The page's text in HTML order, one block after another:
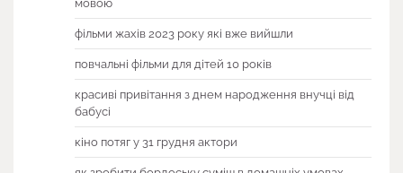
мовою
фільми жахів 2023 року які вже вийшли
повчальні фільми для дітей 10 років
красиві привітання з днем народження внучці від
бабусі
кіно потяг у 31 грудня актори